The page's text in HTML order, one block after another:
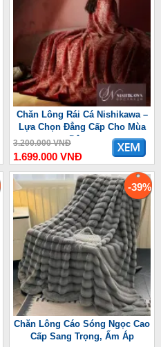
Chăn Lông Rái Cá Nishikawa –
Lựa Chọn Đẳng Cấp Cho Mùa
Đông
3.200.000 VNĐ
1.699.000 VNĐ
-39%
Chăn Lông Cáo Sóng Ngọc Cao
Cấp Sang Trọng, Ấm Áp